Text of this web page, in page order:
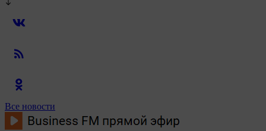
Все новости